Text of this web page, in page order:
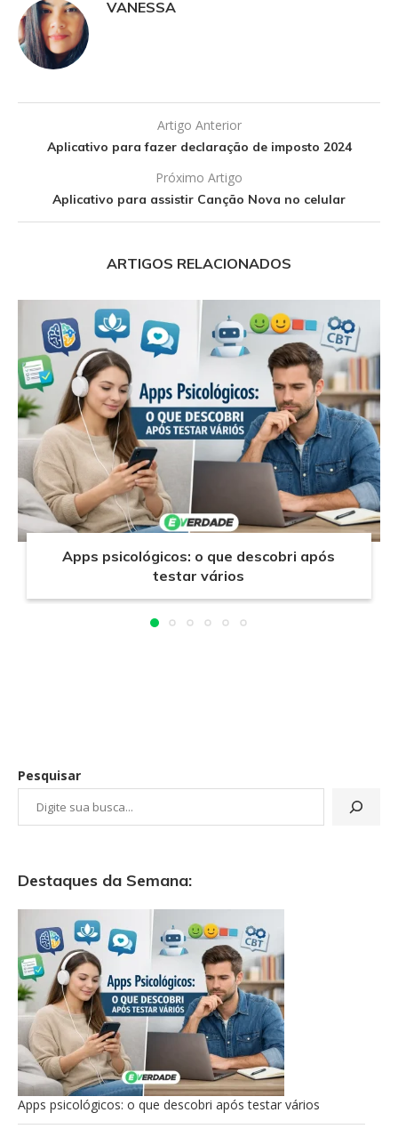
VANESSA
Artigo Anterior
Aplicativo para fazer declaração de imposto 2024
Próximo Artigo
Aplicativo para assistir Canção Nova no celular
ARTIGOS RELACIONADOS
Apps psicológicos: o que descobri após
testar vários
Pesquisar
Destaques da Semana:
Apps psicológicos: o que descobri após testar vários